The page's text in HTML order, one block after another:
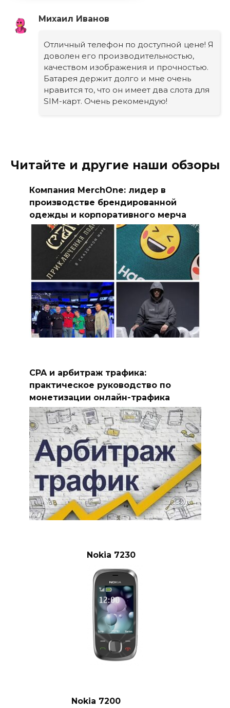
Михаил Иванов
Отличный телефон по доступной цене! Я
доволен его производительностью,
качеством изображения и прочностью.
Батарея держит долго и мне очень
нравится то, что он имеет два слота для
SIM-карт. Очень рекомендую!
Читайте и другие наши обзоры
Компания MerchOne: лидер в
производстве брендированной
одежды и корпоративного мерча
CPA и арбитраж трафика:
практическое руководство по
монетизации онлайн-трафика
Nokia 7230
Nokia 7200